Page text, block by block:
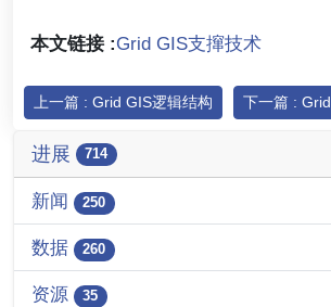
本文链接 :Grid GIS支撺技术
上一篇 : Grid GIS逻辑结构 下一篇 :
进展 714
新闻 250
数据 260
资源 35